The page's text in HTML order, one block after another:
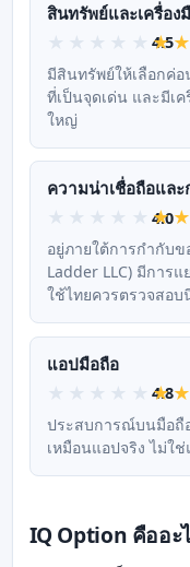
สินทรัพย์และเครื่อง
4.5
มีสินทรัพย์ให้เลือกค่
ที่เป็นจุดเด่น และมีเ
ใหญ่
ความน่าเชื่อถือแล
4.0
อยู่ภายใต้การกำกับข
Ladder LLC) มีการ
ใช้ไทยควรตรวจสอ
แอปมือถือ
4.8
ประสบการณ์บนมือถื
เหมือนแอปจริง ไม่ใ
IQ Option คืออะ